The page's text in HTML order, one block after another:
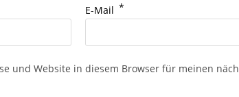
E-Mail *
und Website in diesem Browser für meinen